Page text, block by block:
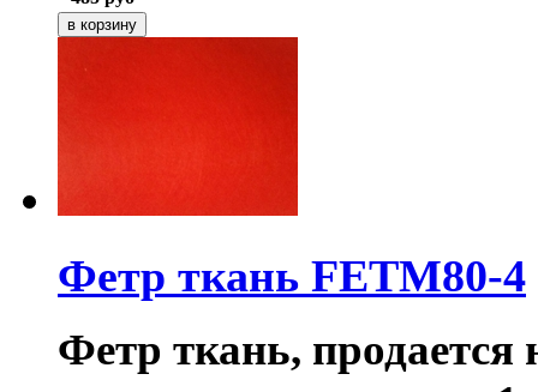
Фетр ткань FETM80-4
Фетр ткань,